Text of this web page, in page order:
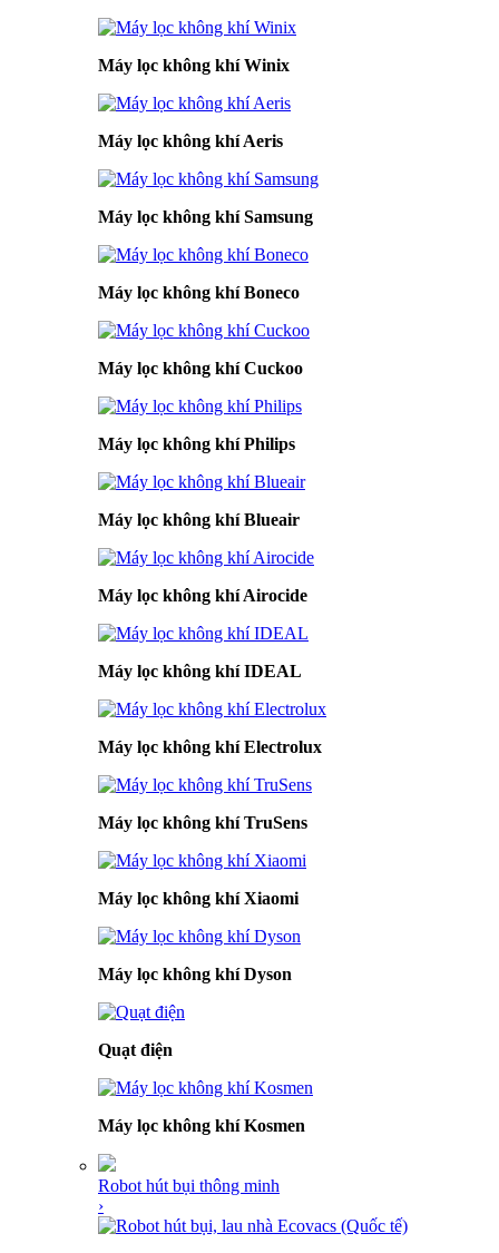
Máy lọc không khí Winix
Máy lọc không khí Aeris
Máy lọc không khí Samsung
Máy lọc không khí Boneco
Máy lọc không khí Cuckoo
Máy lọc không khí Philips
Máy lọc không khí Blueair
Máy lọc không khí Airocide
Máy lọc không khí IDEAL
Máy lọc không khí Electrolux
Máy lọc không khí TruSens
Máy lọc không khí Xiaomi
Máy lọc không khí Dyson
Quạt điện
Máy lọc không khí Kosmen
Robot hút bụi thông minh
›